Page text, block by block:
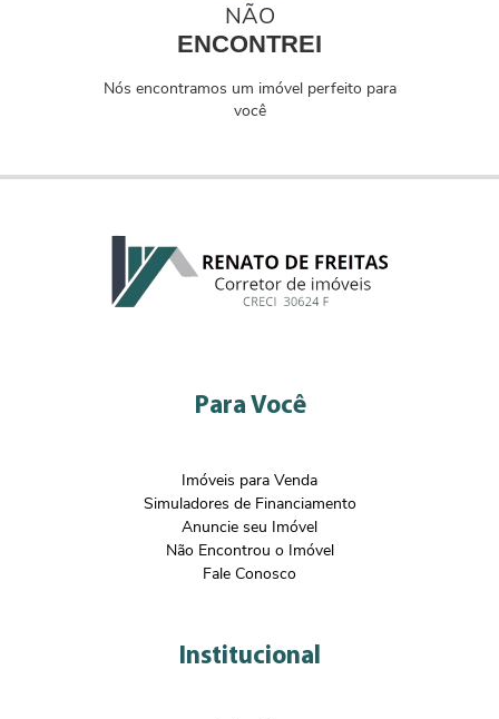
NÃO
ENCONTREI
Nós encontramos um imóvel perfeito para
você
Para Você
Imóveis para Venda
Simuladores de Financiamento
Anuncie seu Imóvel
Não Encontrou o Imóvel
Fale Conosco
Institucional